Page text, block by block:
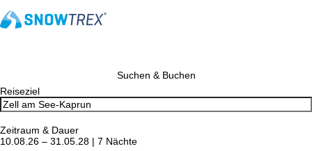
Suchen & Buchen
Reiseziel
Zeitraum & Dauer
10.08.26 – 31.05.28 | 7 Nächte